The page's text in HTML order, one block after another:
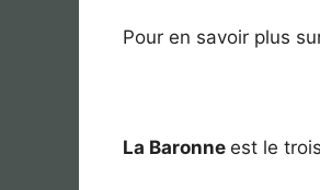
Pour en savoir plus sur
La Baronne est le